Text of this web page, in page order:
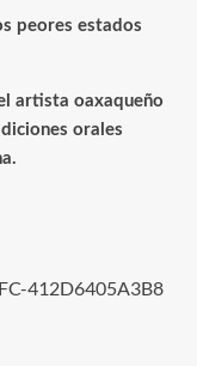
peores estados
artista oaxaqueño
orales